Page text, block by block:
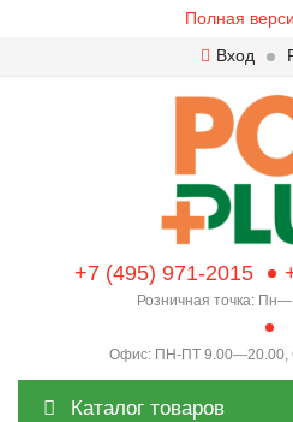
Полная
Вход
+7 (495) 971-2015
Розничная точка:
Офис: ПН-ПТ
Каталог товаров